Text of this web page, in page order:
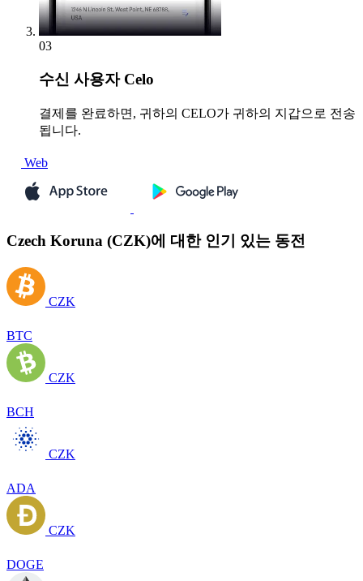
03
수신 사용자 Celo
결제를 완료하면, 귀하의 CELO가 귀하의 지갑으로 전송
됩니다.
Web
Czech Koruna (CZK)에 대한 인기 있는 동전
CZK
BTC
CZK
BCH
CZK
ADA
CZK
DOGE